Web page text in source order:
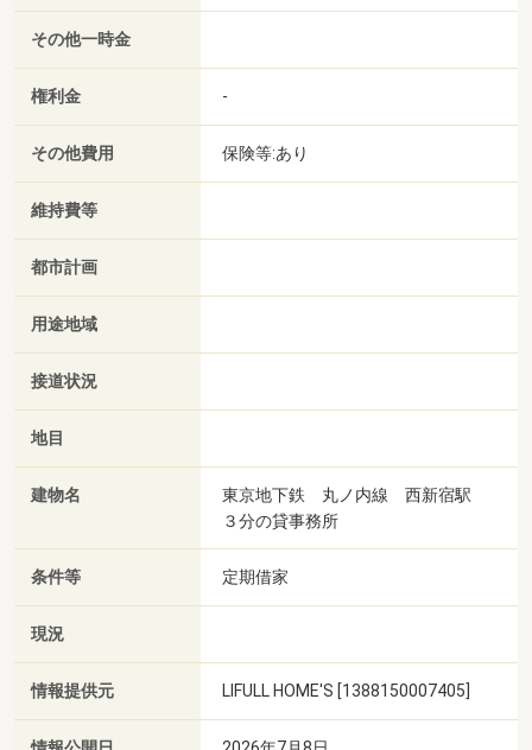
その他一時金
権利金 -
その他費用 保険等:あり
維持費等
都市計画
用途地域
接道状況
地目
建物名
東京地下鉄 丸ノ内線 西新宿駅
３分の貸事務所
条件等 定期借家
現況
情報提供元 LIFULL HOME'S [1388150007405]